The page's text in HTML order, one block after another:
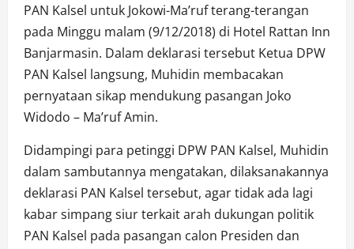
PAN Kalsel untuk Jokowi-Ma’ruf terang-terangan
pada Minggu malam (9/12/2018) di Hotel Rattan Inn
Banjarmasin. Dalam deklarasi tersebut Ketua DPW
PAN Kalsel langsung, Muhidin membacakan
pernyataan sikap mendukung pasangan Joko
Widodo – Ma’ruf Amin.
Didampingi para petinggi DPW PAN Kalsel, Muhidin
dalam sambutannya mengatakan, dilaksanakannya
deklarasi PAN Kalsel tersebut, agar tidak ada lagi
kabar simpang siur terkait arah dukungan politik
PAN Kalsel pada pasangan calon Presiden dan